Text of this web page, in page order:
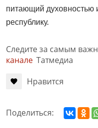
питающий духовностью
республику.
Следите за самым
канале Татмедиа
Нравится
Поделиться: